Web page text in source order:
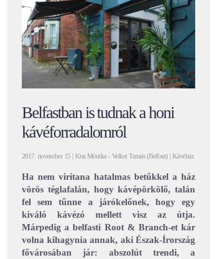
Belfastban is tudnak a honi
kávéforradalomról
2017. november 15 | Kiss Mónika - Velkei Tamás (Belfast) | Kávéház
Ha nem virítana hatalmas betűkkel a ház
vörös téglafalán, hogy kávépörkölő, talán
fel sem tűnne a járókelőnek, hogy egy
kiváló kávézó mellett visz az útja.
Márpedig a belfasti Root & Branch-et kár
volna kihagynia annak, aki Észak-Írország
fővárosában jár: abszolút trendi, a